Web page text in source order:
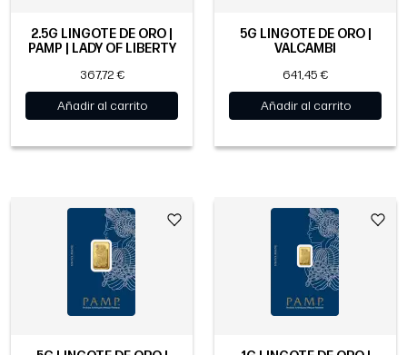
2.5G LINGOTE DE ORO |
PAMP | LADY OF LIBERTY
367,72 €
Añadir al carrito
5G LINGOTE DE ORO |
VALCAMBI
641,45 €
Añadir al carrito